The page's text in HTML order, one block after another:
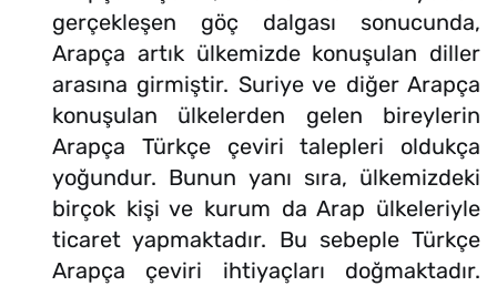
gerçekleşen göç dalgası sonucunda,
Arapça artık ülkemizde konuşulan diller
arasına girmiştir. Suriye ve diğer Arapça
konuşulan ülkelerden gelen bireylerin
Arapça Türkçe çeviri talepleri oldukça
yoğundur. Bunun yanı sıra, ülkemizdeki
birçok kişi ve kurum da Arap ülkeleriyle
ticaret yapmaktadır. Bu sebeple Türkçe
Arapça çeviri ihtiyaçları doğmaktadır.